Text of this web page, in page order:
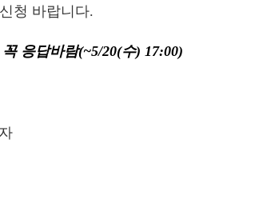
청 바랍니다.
응답바람(~5/20(수) 17:00)